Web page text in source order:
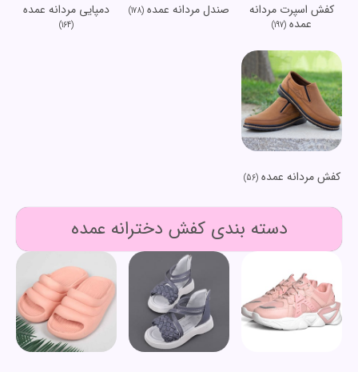
کفش اسپرت مردانه
عمده (197)
صندل مردانه عمده (178) دمپایی مردانه عمده
(164)
کفش مردانه عمده(56)
دسته بندی کفش دخترانه عمده